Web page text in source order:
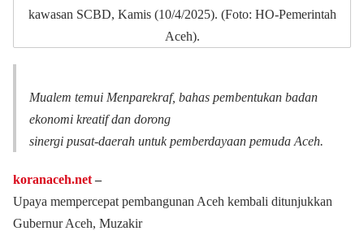
kawasan SCBD, Kamis (10/4/2025). (Foto: HO-Pemerintah
Aceh).
Mualem temui Menparekraf, bahas pembentukan badan
ekonomi kreatif dan dorong
sinergi pusat-daerah untuk pemberdayaan pemuda Aceh.
koranaceh.net –
Upaya mempercepat pembangunan Aceh kembali ditunjukkan
Gubernur Aceh, Muzakir